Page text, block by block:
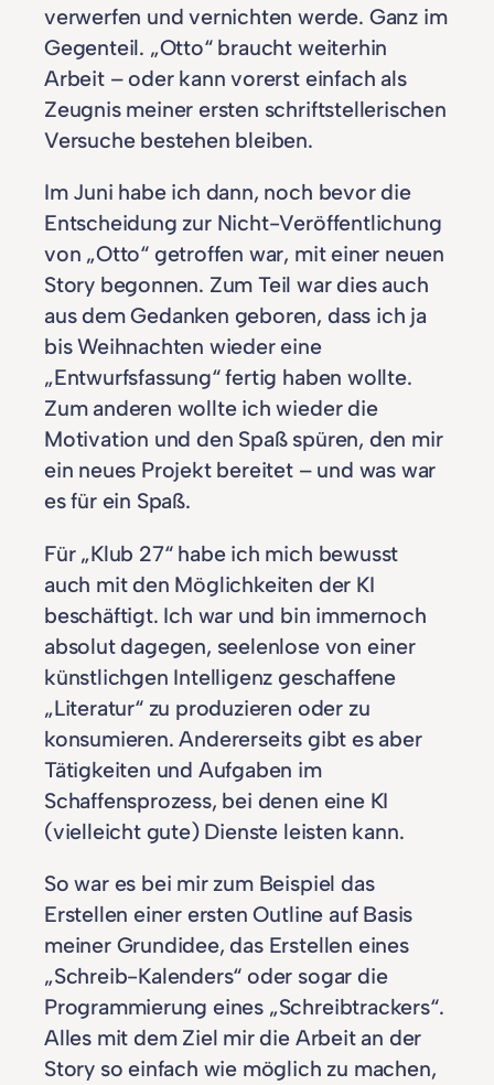
verwerfen und vernichten werde. Ganz im
Gegenteil. „Otto“ braucht weiterhin
Arbeit – oder kann vorerst einfach als
Zeugnis meiner ersten schriftstellerischen
Versuche bestehen bleiben.
Im Juni habe ich dann, noch bevor die
Entscheidung zur Nicht-Veröffentlichung
von „Otto“ getroffen war, mit einer neuen
Story begonnen. Zum Teil war dies auch
aus dem Gedanken geboren, dass ich ja
bis Weihnachten wieder eine
„Entwurfsfassung“ fertig haben wollte.
Zum anderen wollte ich wieder die
Motivation und den Spaß spüren, den mir
ein neues Projekt bereitet – und was war
es für ein Spaß.
Für „Klub 27“ habe ich mich bewusst
auch mit den Möglichkeiten der KI
beschäftigt. Ich war und bin immernoch
absolut dagegen, seelenlose von einer
künstlichgen Intelligenz geschaffene
„Literatur“ zu produzieren oder zu
konsumieren. Andererseits gibt es aber
Tätigkeiten und Aufgaben im
Schaffensprozess, bei denen eine KI
(vielleicht gute) Dienste leisten kann.
So war es bei mir zum Beispiel das
Erstellen einer ersten Outline auf Basis
meiner Grundidee, das Erstellen eines
„Schreib-Kalenders“ oder sogar die
Programmierung eines „Schreibtrackers“.
Alles mit dem Ziel mir die Arbeit an der
Story so einfach wie möglich zu machen,